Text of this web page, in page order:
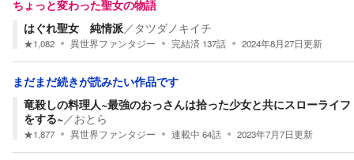
ちょっと変わった聖女の物語
はぐれ聖女 純情派／ タツダノキイチ
★1,082 異世界ファンタジー 完結済 137話 2024年8月27日更新
まだまだ続きが読みたい作品です
竜殺しの料理人~最強のおっさんは拾った少女と共にスローライフ
をする~／おとら
★1,877 異世界ファンタジー 連載中 64話 2023年7月7日更新